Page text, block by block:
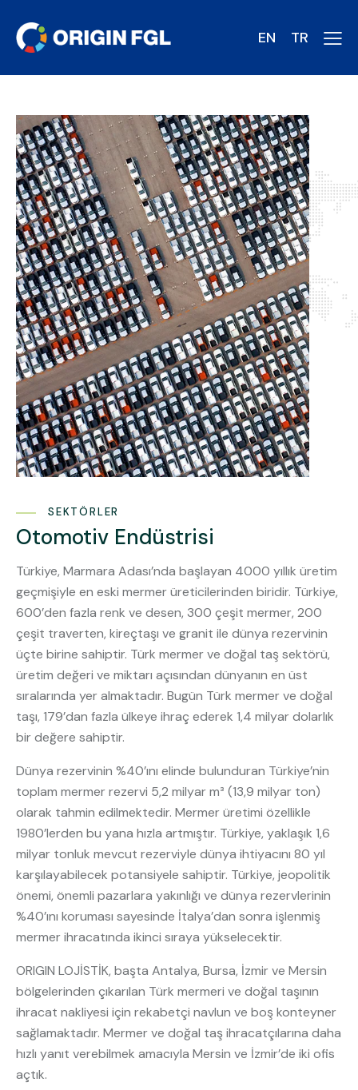
EN TR
SEKTÖRLER
Otomotiv Endüstrisi
Türkiye, Marmara Adası’nda başlayan 4000 yıllık üretim
geçmişiyle en eski mermer üreticilerinden biridir. Türkiye,
600’den fazla renk ve desen, 300 çeşit mermer, 200
çeşit traverten, kireçtaşı ve granit ile dünya rezervinin
üçte birine sahiptir. Türk mermer ve doğal taş sektörü,
üretim değeri ve miktarı açısından dünyanın en üst
sıralarında yer almaktadır. Bugün Türk mermer ve doğal
taşı, 179’dan fazla ülkeye ihraç ederek 1,4 milyar dolarlık
bir değere sahiptir.
Dünya rezervinin %40’ını elinde bulunduran Türkiye’nin
toplam mermer rezervi 5,2 milyar m³ (13,9 milyar ton)
olarak tahmin edilmektedir. Mermer üretimi özellikle
1980’lerden bu yana hızla artmıştır. Türkiye, yaklaşık 1,6
milyar tonluk mevcut rezerviyle dünya ihtiyacını 80 yıl
karşılayabilecek potansiyele sahiptir. Türkiye, jeopolitik
önemi, önemli pazarlara yakınlığı ve dünya rezervlerinin
%40’ını koruması sayesinde İtalya’dan sonra işlenmiş
mermer ihracatında ikinci sıraya yükselecektir.
ORIGIN LOJİSTİK, başta Antalya, Bursa, İzmir ve Mersin
bölgelerinden çıkarılan Türk mermeri ve doğal taşının
ihracat nakliyesi için rekabetçi navlun ve boş konteyner
sağlamaktadır. Mermer ve doğal taş ihracatçılarına daha
hızlı yanıt verebilmek amacıyla Mersin ve İzmir’de iki ofis
açtık.